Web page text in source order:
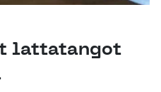
lattatangot